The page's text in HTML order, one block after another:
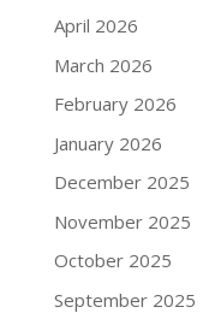
April 2026
March 2026
February 2026
January 2026
December 2025
November 2025
October 2025
September 2025